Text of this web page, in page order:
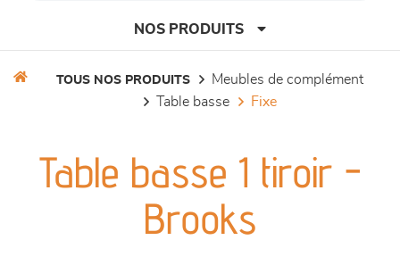
NOS PRODUITS
séjours
meubles de complément
TOUS NOS PRODUITS
meubles de complément
table basse
fixe
Table basse 1 tiroir -
Brooks